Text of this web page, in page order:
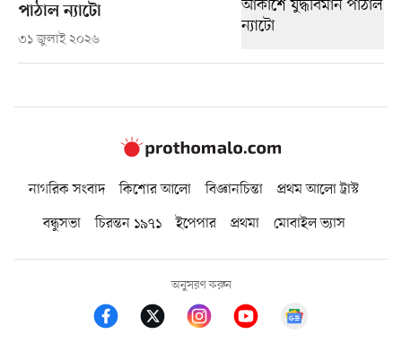
পাঠাল ন্যাটো
৩১ জুলাই ২০২৬
নাগরিক সংবাদ কিশোর আলো বিজ্ঞানচিন্তা
প্রথম আলো ট্রাস্ট
বন্ধুসভা
চিরন্তন ১৯৭১ ইপেপার প্রথমা মোবাইল ভ্যাস
অনুসরণ করুন